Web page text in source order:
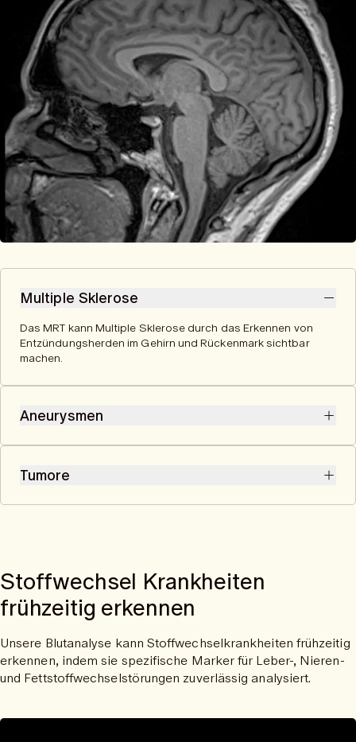
Multiple Sklerose
Das MRT kann Multiple Sklerose durch das Erkennen von
Entzündungsherden im Gehirn und Rückenmark sichtbar
machen.
Aneurysmen
Im MRT können Aneurysmen als auffällige Erweiterungen oder
potenzielles Risiko für einen Schlaganfall hinweisen.
Tumore
Im MRT können Tumore durch abnormale Gewebestrukturen
Stoffwechsel Krankheiten
frühzeitig erkennen
Unsere Blutanalyse kann Stoffwechselkrankheiten frühzeitig
erkennen, indem sie spezifische Marker für Leber-, Nieren-
und Fettstoffwechselstörungen zuverlässig analysiert.